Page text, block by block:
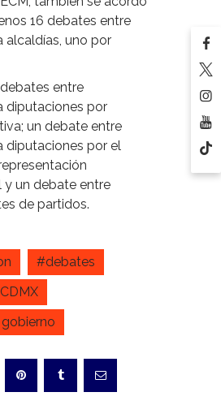
16 debates entre
alcaldías, uno por
entre
diputaciones por
un debate entre
diputaciones por el
un debate entre
de partidos.
#debates
CDMX